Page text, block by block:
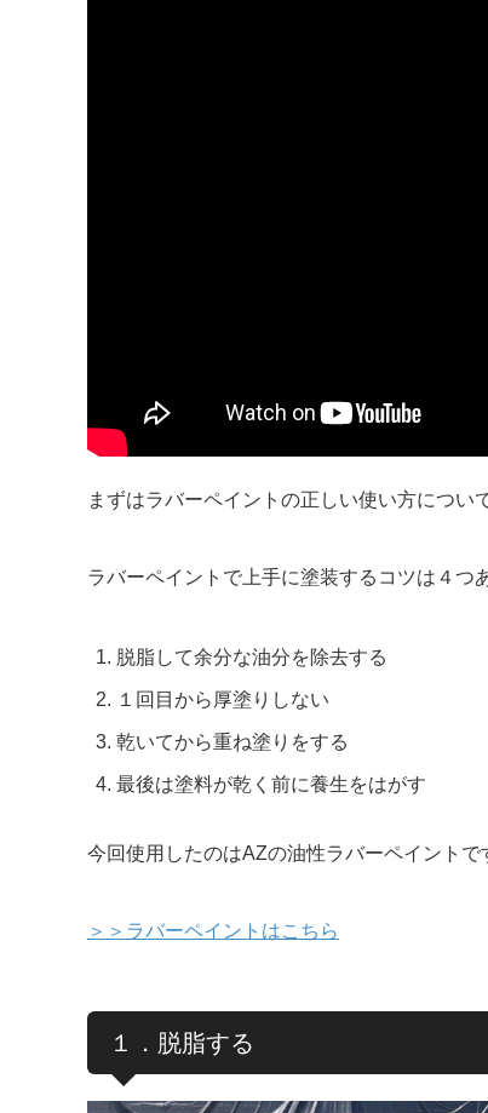
まずはラバーペイントの正しい使い方について
ラバーペイントで上手に塗装するコツは４つ
脱脂して余分な油分を除去する
１回目から厚塗りしない
乾いてから重ね塗りをする
最後は塗料が乾く前に養生をはがす
今回使用したのはAZの油性ラバーペイントで
＞＞ラバーペイントはこちら
１．脱脂する